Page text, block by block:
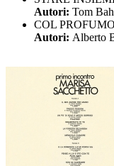
Autori: Tom
COL
Autori: Alberto